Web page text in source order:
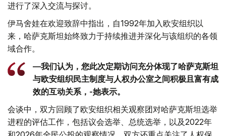
进行了深入交流与探讨。
伊马舍娃在欢迎致辞中指出，自1992年加入欧安组织以
来，哈萨克斯坦始终致力于持续推进并深化与该组织的各领
域合作。
—我们认为，您此次定期访问充分体现了哈萨克斯坦
与欧安组织民主制度与人权办公室之间积极且富有成
效的互动关系，-她表示。
会谈中，双方回顾了欧安组织相关观察团对哈萨克斯坦选举
进程的评估工作，包括议会选举、总统选举，以及2022年